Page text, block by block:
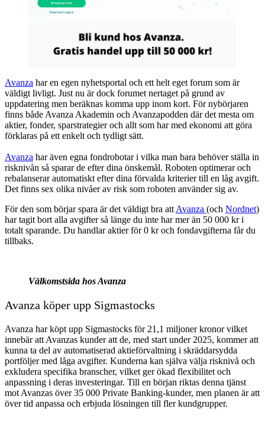
Avanza har en egen nyhetsportal och ett helt eget forum som är
väldigt livligt. Just nu är dock forumet nertaget på grund av
uppdatering men beräknas komma upp inom kort. För nybörjaren
finns både Avanza Akademin och Avanzapodden där det mesta om
aktier, fonder, sparstrategier och allt som har med ekonomi att göra
förklaras på ett enkelt och tydligt sätt.
Avanza har även egna fondrobotar i vilka man bara behöver ställa in
risknivån så sparar de efter dina önskemål. Roboten optimerar och
rebalanserar automatiskt efter dina förvalda kriterier till en låg avgift.
Det finns sex olika nivåer av risk som roboten använder sig av.
För den som börjar spara är det väldigt bra att Avanza (och Nordnet)
har tagit bort alla avgifter så länge du inte har mer än 50 000 kr i
totalt sparande. Du handlar aktier för 0 kr och fondavgifterna får du
tillbaks.
Välkomstsida hos Avanza
Avanza köper upp Sigmastocks
Avanza har köpt upp Sigmastocks för 21,1 miljoner kronor vilket
innebär att Avanzas kunder att de, med start under 2025, kommer att
kunna ta del av automatiserad aktieförvaltning i skräddarsydda
portföljer med låga avgifter. Kunderna kan själva välja risknivå och
exkludera specifika branscher, vilket ger ökad flexibilitet och
anpassning i deras investeringar. Till en början riktas denna tjänst
mot Avanzas över 35 000 Private Banking-kunder, men planen är att
över tid anpassa och erbjuda lösningen till fler kundgrupper.